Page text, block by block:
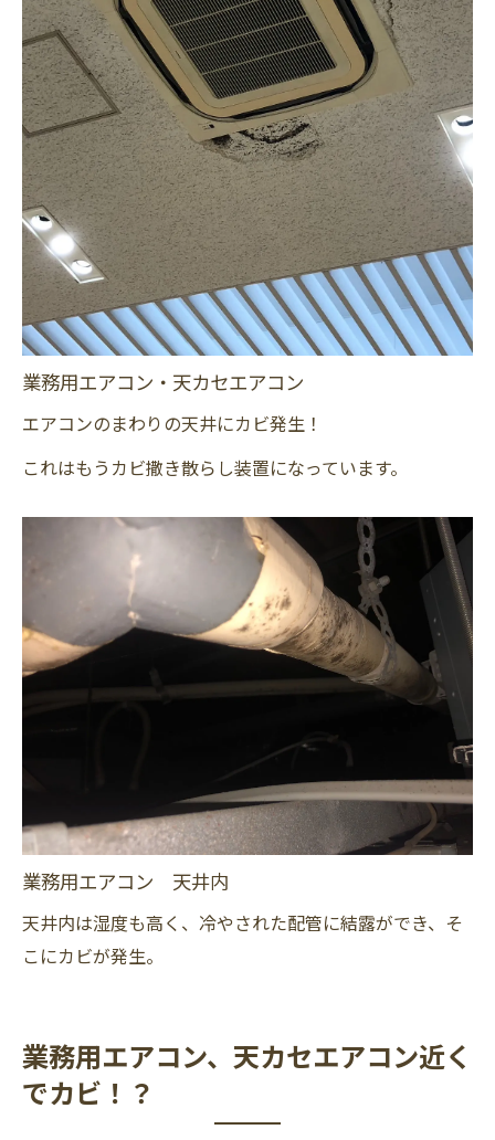
業務用エアコン・天カセエアコン
エアコンのまわりの天井にカビ発生！
これはもうカビ撒き散らし装置になっています。
業務用エアコン 天井内
天井内は湿度も高く、冷やされた配管に結露ができ、そ
こにカビが発生。
業務用エアコン、天カセエアコン近く
でカビ！？